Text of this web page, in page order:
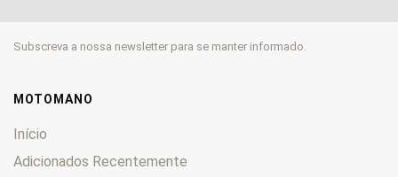
Noris 0
Rocket
Scrambler
SD 0
Subscreva a nossa newsletter para se manter informado.
MOTOMANO
Início
Adicionados Recentemente